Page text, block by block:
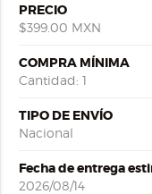
PRECIO
$399.00 MXN
COMPRA MÍNIMA
Cantidad: 1
TIPO DE ENVÍO
Nacional
Fecha de entrega
2026/08/14